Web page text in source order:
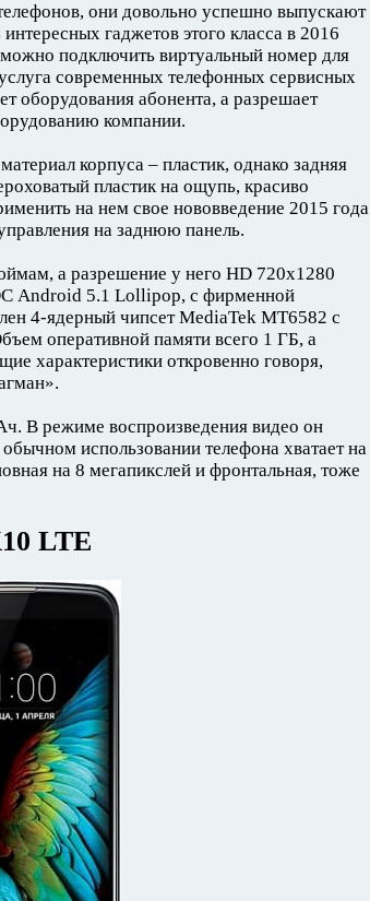
они довольно успешно выпускают
гаджетов этого класса в 2016
подключить виртуальный номер для
современных телефонных сервисных
оборудования абонента, а разрешает
компании.
корпуса – пластик, однако задняя
пластик на ощупь, красиво
на нем свое нововведение 2015 года
на заднюю панель.
а разрешение у него HD 720x1280
Android 5.1 Lollipop, с фирменной
4-ядерный чипсет MediaTek MT6582 с
оперативной памяти всего 1 ГБ, а
характеристики откровенно говоря,
В режиме воспроизведения видео он
использовании телефона хватает на
на 8 мегапикслей и фронтальная, тоже
LTE